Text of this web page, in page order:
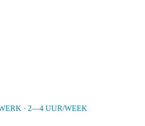
· 2—4 UUR/WEEK